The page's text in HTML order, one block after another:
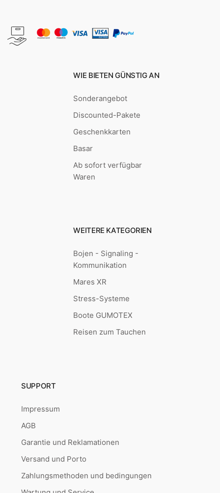
WIE BIETEN GÜNSTIG AN
Sonderangebot
Discounted-Pakete
Geschenkkarten
Basar
Ab sofort verfügbar
Waren
WEITERE KATEGORIEN
Bojen - Signaling -
Kommunikation
Mares XR
Stress-Systeme
Boote GUMOTEX
Reisen zum Tauchen
SUPPORT
Impressum
AGB
Garantie und Reklamationen
Versand und Porto
Zahlungsmethoden und bedingungen